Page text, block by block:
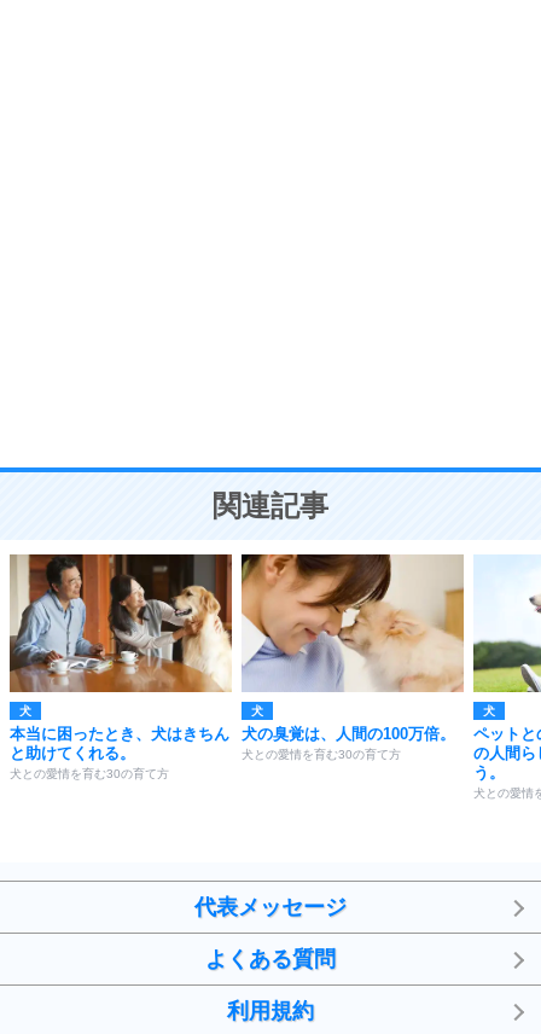
ことが大切。
関連記事
犬
本当に困ったとき、犬はきちん
と助けてくれる。
犬との愛情を育む30の育て方
犬
犬の臭覚は、人間の100万倍。
犬との愛情を育む30の育て方
犬
ペットと
の人間ら
う。
犬との愛情
代表メッセージ
よくある質問
利用規約